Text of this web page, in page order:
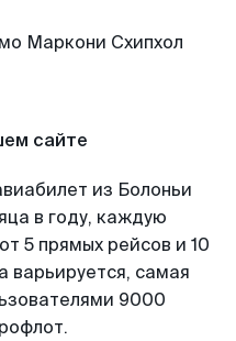
сайте
из Болоньи
в году, каждую
5 прямых рейсов и 10
варьируется, самая
9000